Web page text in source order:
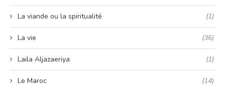
La viande ou la spiritualité (1)
La vie (36)
Laila Aljazaeriya (1)
Le Maroc (14)